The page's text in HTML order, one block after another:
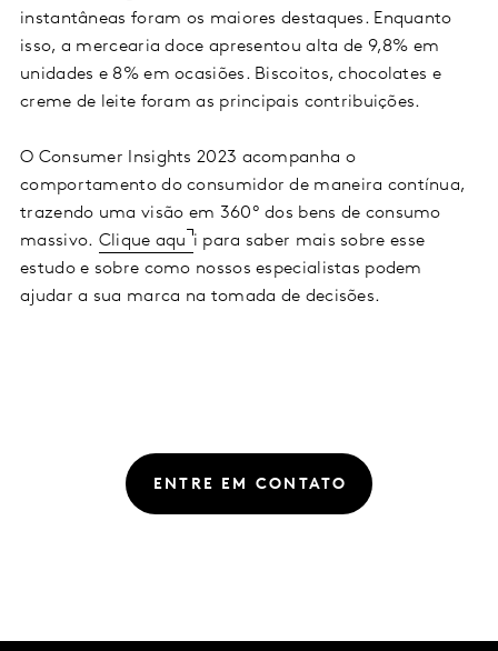
instantâneas foram os maiores destaques. Enquanto
isso, a mercearia doce apresentou alta de 9,8% em
unidades e 8% em ocasiões. Biscoitos, chocolates e
creme de leite foram as principais contribuições.
O Consumer Insights 2023 acompanha o
comportamento do consumidor de maneira contínua,
trazendo uma visão em 360º dos bens de consumo
massivo. Clique aqu i para saber mais sobre esse
estudo e sobre como nossos especialistas podem
ajudar a sua marca na tomada de decisões.
ENTRE EM CONTATO